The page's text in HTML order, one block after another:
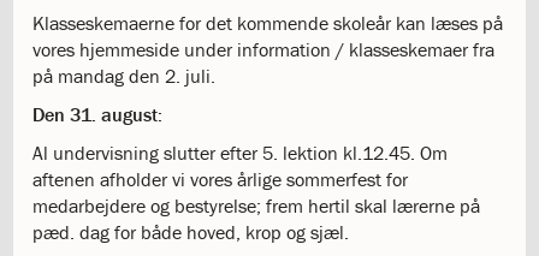
CommuniTree
1.10:
Be
the
Change
1.11:
10
days
of
giving
1.12:
Let
Klasseskemaerne for det kommende skoleår kan læses på
vores hjemmeside under information / klasseskemaer fra
på mandag den 2. juli.
Den 31. august:
Al undervisning slutter efter 5. lektion kl.12.45. Om
aftenen afholder vi vores årlige sommerfest for
medarbejdere og bestyrelse; frem hertil skal lærerne på
pæd. dag for både hoved, krop og sjæl.